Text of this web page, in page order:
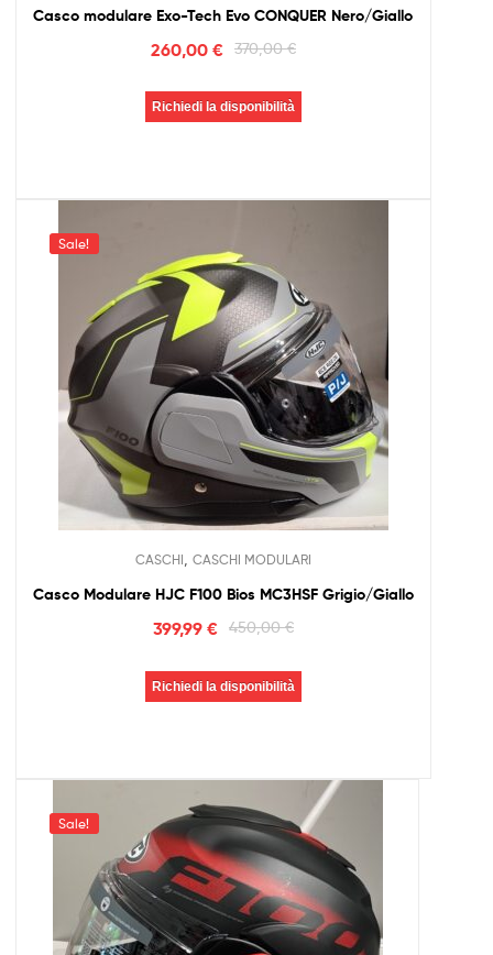
Casco modulare Exo-Tech Evo CONQUER Nero/Giallo
370,00€
260,00€
Richiedi la disponibilità
Sale!
CASCHI CASCHI MODULARI
Casco Modulare HJC F100 Bios MC3HSF Grigio/Giallo
450,00€
399,99€
Richiedi la disponibilità
Sale!